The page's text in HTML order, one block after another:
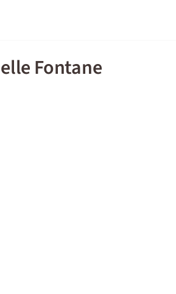
Fontane